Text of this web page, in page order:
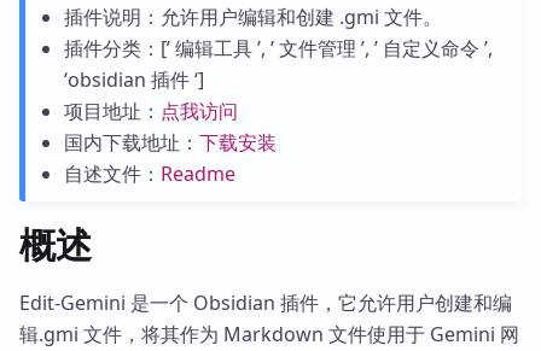
插件说明：允许用户编辑和创建 .gmi 文件。
插件分类：[’ 编辑工具 ’, ’ 文件管理 ’, ’ 自定义命令 ’,
‘obsidian 插件 ‘]
项目地址： 点我访问
国内下载地址： 下载安装
自述文件： Readme
概述
Edit-Gemini 是一个 Obsidian 插件，它允许用户创建和编
辑.gmi 文件，将其作为 Markdown 文件使用于 Gemini 网